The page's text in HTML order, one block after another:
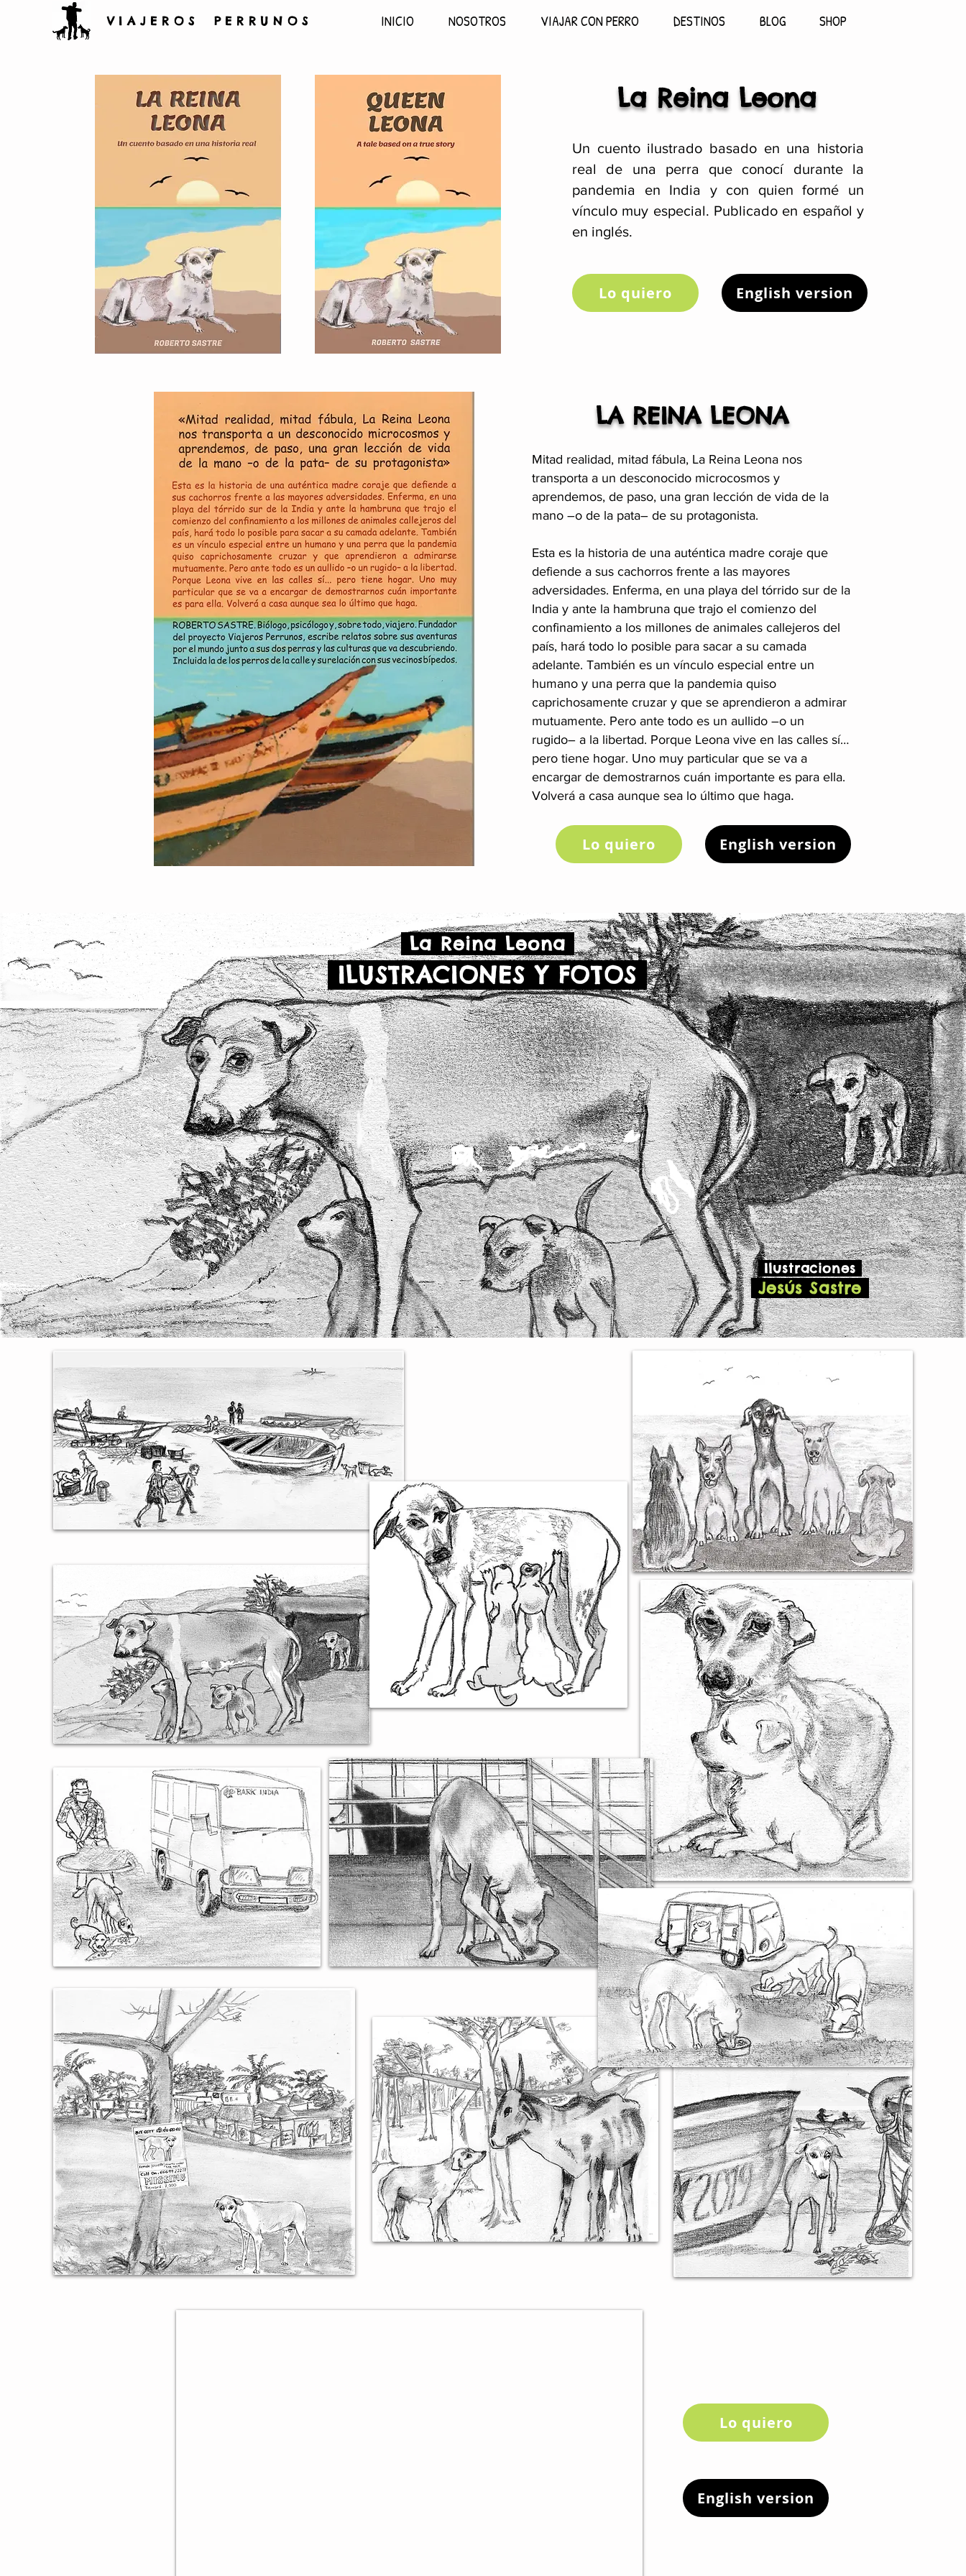
V I A J E R O S P E R R U N O S INICIO NOSOTROS VIAJAR CON PERRO DESTINOS BLOG SHOP
La Reina Leona
Un cuento ilustrado basado en una historia
real de una perra que conocí durante la
pandemia en India y con quien formé un
vínculo muy especial. Publicado en español y
en inglés.
Lo quiero English version
LA REINA LEONA
Mitad realidad, mitad fábula, La Reina Leona nos
transporta a un desconocido microcosmos y
aprendemos, de paso, una gran lección de vida de la
mano –o de la pata– de su protagonista.
Esta es la historia de una auténtica madre coraje que
defiende a sus cachorros frente a las mayores
adversidades. Enferma, en una playa del tórrido sur de la
India y ante la hambruna que trajo el comienzo del
confinamiento a los millones de animales callejeros del
país, hará todo lo posible para sacar a su camada
adelante. También es un vínculo especial entre un
humano y una perra que la pandemia quiso
caprichosamente cruzar y que se aprendieron a admirar
mutuamente. Pero ante todo es un aullido –o un
rugido– a la libertad. Porque Leona vive en las calles sí…
pero tiene hogar. Uno muy particular que se va a
encargar de demostrarnos cuán importante es para ella.
Volverá a casa aunque sea lo último que haga.
Lo quiero English version
La Reina Leona
ILUSTRACIONES Y FOTOS
Ilustraciones
Jesús Sastre
Lo quiero
English version